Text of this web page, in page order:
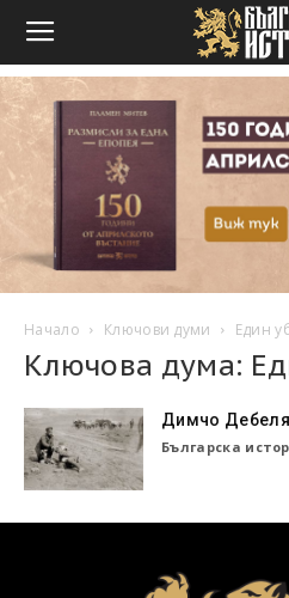
Начало Ключови думи Един
Ключова дума:
Димчо
Българска